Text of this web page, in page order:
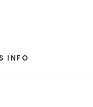
INFO